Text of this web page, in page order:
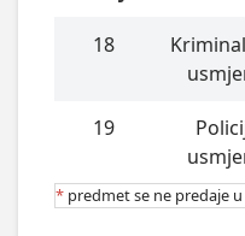
18
19
* predmet se ne predaje